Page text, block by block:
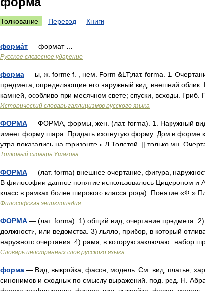
Толкование Перевод Книги
форма́т — формат …
Русское словесное ударение
форма — ы, ж. forme f. , нем. Form &LT;лат. forma. 1.
предмета, определяющие его наружный вид, внешний
камней, особливо при месячном свете; спуски, всходы. Гриб.
Исторический словарь галлицизмов русского языка
ФОРМА — ФОРМА, формы, жен. (лат. forma). 1. Наружный
имеет форму шара. Придать изогнутую форму. Дом в форме
утра показались на горизонте.» Л.Толстой. || только мн.
Толковый словарь Ушакова
ФОРМА — (лат. forma) внешнее очертание, фигура,
В философии данное понятие использовалось Цицероном и
класс в рамках более широкого класса рода). Понятие «Ф.»
Философская энциклопедия
ФОРМА — (лат. forma). 1) общий вид, очертание предмета.
должности, или ведомства. 3) льяло, прибор, в который
наружного очертания. 4) рама, в которую заключают набор
Словарь иностранных слов русского языка
форма — Вид, выкройка, фасон, модель. См. вид, платье,
синонимов и сходных по смыслу выражений. под. ред. Н.